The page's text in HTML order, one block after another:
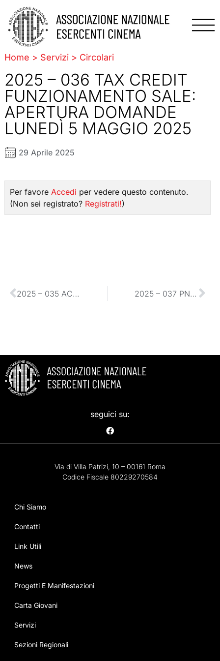
Home > Servizi> Circolari
2025 – 036 TAX CREDIT
FUNZIONAMENTO SALE:
APERTURA DOMANDE
LUNEDÌ 5 MAGGIO 2025
29 Aprile 2025
Per favore Accedi per vedere questo contenuto.
(Non sei registrato? Registrati!)
2025 – 035 ACCREDITI VENEZIA 2025 2025 – 037 PNRR – AGGIORNAMENTO PROCEDURA DI RENDICONTAZIONE
seguici su:
Via di Villa Patrizi, 10 – 00161 Roma
Codice Fiscale 80229270584
Chi Siamo
Contatti
Link Utili
News
Progetti E Manifestazioni
Carta Giovani
Servizi
Sezioni Regionali